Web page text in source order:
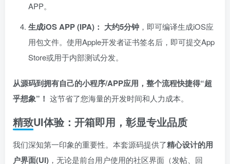
APP。
生成iOS APP (IPA)：​ 大约5分钟 ，即可编译生成iOS应
用包文件。使用Apple开发者证书签名后，即可提交App
Store或用于内部测试分发。
从源码到拥有自己的小程序/APP应用，整个流程快捷得“超
乎想象”！​ 这节省了您海量的开发时间和人力成本。
精致UI体验：开箱即用，彰显专业品质
我们深知第一印象的重要性。本套源码提供了精心设计的用
户界面(UI) ，无论是前台用户使用的社区界面（发帖、回